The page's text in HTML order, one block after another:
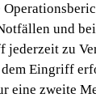
und
zu
Eingriff
eine zweite